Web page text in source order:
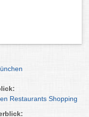
Restaurants Shopping